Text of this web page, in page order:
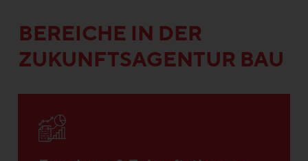
BEREICHE IN DER
ZUKUNFTSAGENTUR BAU